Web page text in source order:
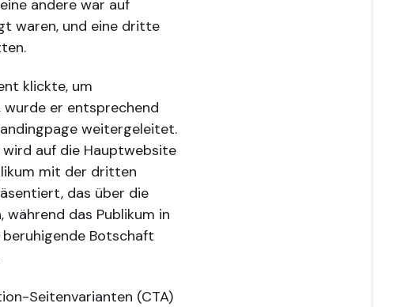
andere war auf
waren, und eine dritte
klickte, um
er entsprechend
weitergeleitet.
wird auf die Hauptwebsite
mit der dritten
das über die
das Publikum in
Botschaft
Seitenvarianten (CTA)